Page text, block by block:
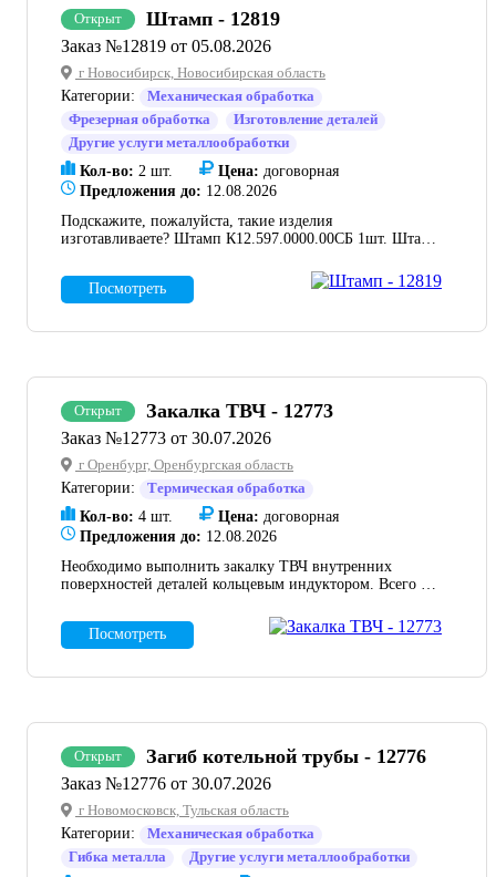
Открыт Штамп - 12819
Заказ №12819 от 05.08.2026
г Новосибирск, Новосибирская область
Категории:
Механическая обработка
Фрезерная обработка
Изготовление деталей
Другие услуги металлообработки
Кол-во: 2 шт. Цена: договорная
Предложения до: 12.08.2026
Подскажите, пожалуйста, такие изделия
изготавливаете? Штамп К12.597.0000.00СБ 1шт. Штамп
коммерческого предложения чертежи во вложении.
Обращаю ваше внимание на то, что данная заявка
сроки поставки. Желательно до 21 календарного дня.
Посмотреть
Открыт Закалка ТВЧ - 12773
Заказ №12773 от 30.07.2026
г Оренбург, Оренбургская область
Категории:
Термическая обработка
Кол-во: 4 шт. Цена: договорная
Предложения до: 12.08.2026
Необходимо выполнить закалку ТВЧ внутренних
поверхностей деталей кольцевым индуктором. Всего 4
при достижении положительного результата. КД
прилагаю. Также просим указать мощность ТВЧ
Посмотреть
Открыт Загиб котельной трубы - 12776
Заказ №12776 от 30.07.2026
г Новомосковск, Тульская область
Категории:
Механическая обработка
Гибка металла
Другие услуги металлообработки